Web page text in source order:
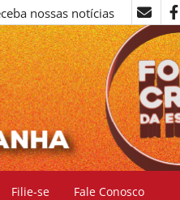
nossas notícias
Filie-se Fale Conosco